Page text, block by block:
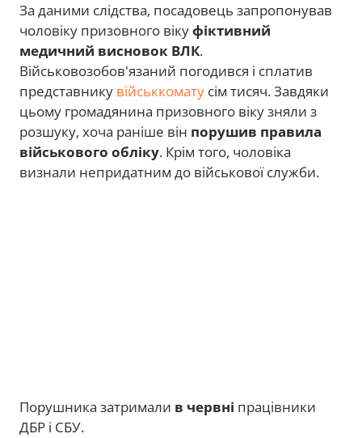
За даними слідства, посадовець запропонував
чоловіку призовного вікуфіктивний
медичний висновок ВЛК.
Військовозобов'язаний погодився і сплатив
представнику військкомату сім тисяч. Завдяки
цьому громадянина призовного віку зняли з
розшуку, хоча раніше він порушив правила
військового обліку. Крім того, чоловіка
визнали непридатним до військової служби.
Порушника затримали в червні працівники
ДБР і СБУ.